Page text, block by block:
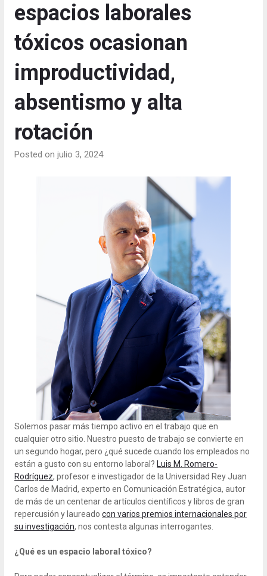
espacios laborales
tóxicos ocasionan
improductividad,
absentismo y alta
rotación
Posted on julio 3, 2024
Solemos pasar más tiempo activo en el trabajo que en
cualquier otro sitio. Nuestro puesto de trabajo se convierte en
un segundo hogar, pero ¿qué sucede cuando los empleados no
están a gusto con su entorno laboral? Luis M. Romero-
Rodríguez, profesor e investigador de la Universidad Rey Juan
Carlos de Madrid, experto en Comunicación Estratégica, autor
de más de un centenar de artículos científicos y libros de gran
repercusión y laureadocon varios premios internacionales por
su investigación, nos contesta algunas interrogantes.
¿Qué es un espacio laboral tóxico?